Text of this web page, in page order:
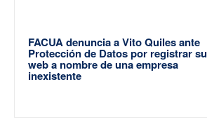
FACUA denuncia a Vito Quiles ante
Protección de Datos por registrar su
web a nombre de una empresa
inexistente